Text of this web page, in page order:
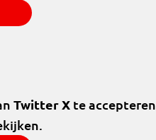
Twitter Xte accepteren